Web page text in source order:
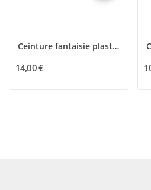
Ceinture fantaisie plastique tressée marron et...
14,00 €